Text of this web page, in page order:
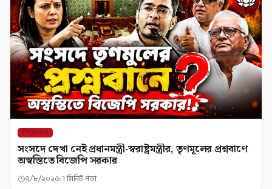
শিরোনাম
সংসদে দেখা নেই প্রধানমন্ত্রী-স্বরাষ্ট্রমন্ত্রীর, তৃণমূলের প্রশ্নবাণে
অস্বস্তিতে বিজেপি সরকার
৭/৮/২০২৬ 1 মিনিট পড়া